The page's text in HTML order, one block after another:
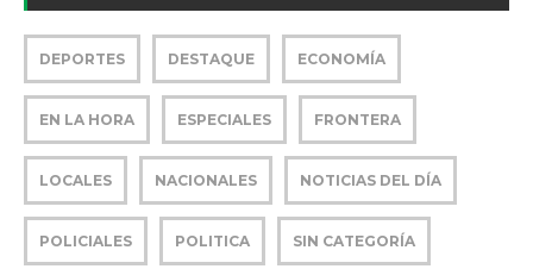
DEPORTES DESTAQUE ECONOMÍA
EN LA HORA ESPECIALES FRONTERA
LOCALES NACIONALES NOTICIAS DEL DÍA
POLICIALES POLITICA SIN CATEGORÍA